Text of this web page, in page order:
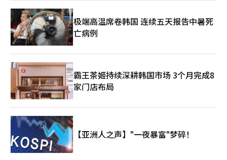
哈纳金融的参与不仅会提升两大木的信任度，同时也会要求更严格
的管理责任。 此次投资被视为两大木与制度金融关系的进一步提
升。卡카오投资曾是其初期成长阶段的战略投资者，而哈纳金融则
是支持两大木在数字资产制度化阶段扩展金融基础设施的新伙伴。
两大木能否从以Upbit为中心的交易所企业转型为区块链基础的综
合金融基础设施企业，将是未来的关键。※ 本报道经人工智能
（AI）系统翻译与编辑。
极端高温席卷韩国 连续五天报告中暑死
亡病例
霸王茶姬持续深耕韩国市场 3个月完成8
家门店布局
【亚洲人之声】"一夜暴富"梦碎！